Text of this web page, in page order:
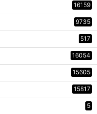
16159
9735
517
16054
15605
15817
5